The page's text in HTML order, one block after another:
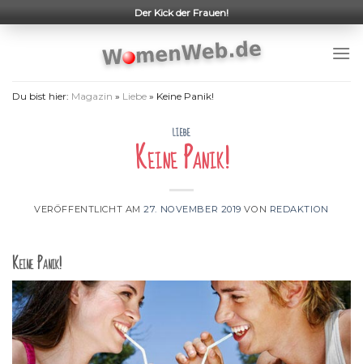
to
Der Kick der Frauen!
Du bist hier: Magazin » Liebe » Keine Panik!
LIEBE
Keine Panik!
VERÖFFENTLICHT AM27. NOVEMBER 2019 VON REDAKTION
Keine Panik!